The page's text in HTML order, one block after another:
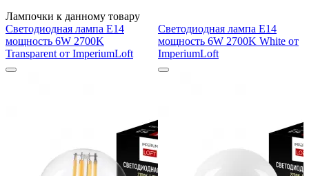
Лампочки к данному товару
Светодиодная лампа E14
мощность 6W 2700K
Transparent от ImperiumLoft
Светодиодная лампа E14
мощность 6W 2700K White от
ImperiumLoft